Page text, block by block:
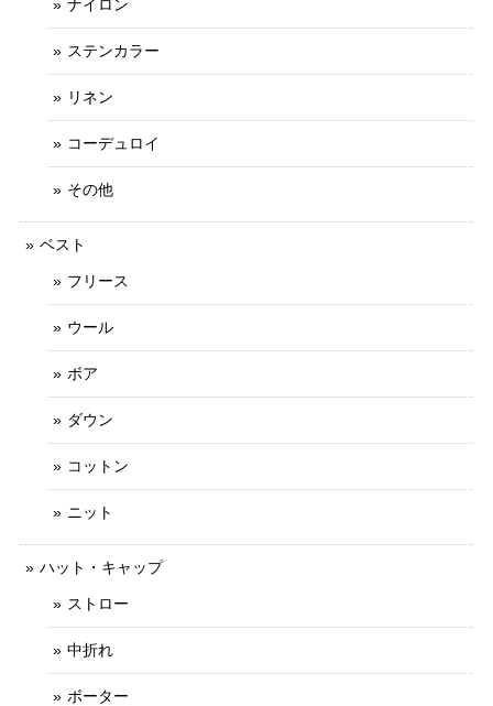
ナイロン
ステンカラー
リネン
コーデュロイ
その他
ベスト
フリース
ウール
ボア
ダウン
コットン
ニット
ハット・キャップ
ストロー
中折れ
ボーター